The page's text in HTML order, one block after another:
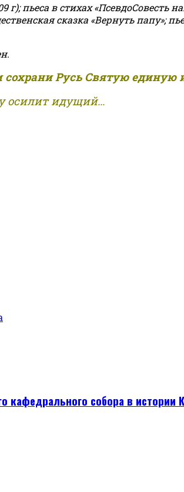
пьеса в стихах «ПсевдоСовесть
сказка «Вернуть папу»;
сохрани Русь Святую
осилит идущий...
собора в истории